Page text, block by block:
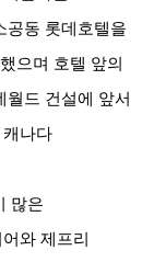
공동 롯데호텔을
으며 호텔 앞의
월드 건설에 앞서
나다
많은
와 제프리